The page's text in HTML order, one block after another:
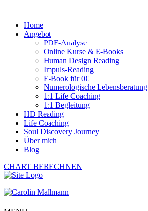
Home
Angebot
PDF-Analyse
Online Kurse & E-Books
Human Design Reading
Impuls-Reading
E-Book für 0€
Numerologische Lebensberatung
1:1 Life Coaching
1:1 Begleitung
HD Reading
Life Coaching
Soul Discovery Journey
Über mich
Blog
CHART BERECHNEN